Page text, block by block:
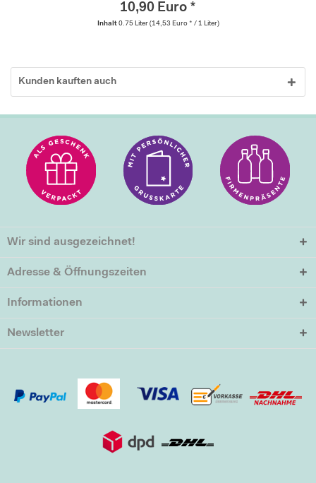
10,90 Euro *
Inhalt 0.75 Liter (14,53 Euro * / 1 Liter)
Kunden kauften auch
Wir sind ausgezeichnet!
Adresse & Öffnungszeiten
Informationen
Newsletter